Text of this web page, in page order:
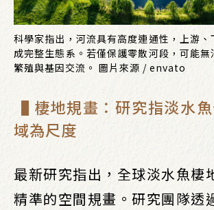
科學家指出，河流具有高度連通性，上游、
成完整生態系。若僅保護零散河段，可能無
繁殖與基因交流。 圖片來源 / envato
▐ 棲地規畫：研究指淡水
域為尺度
最新研究指出，全球淡水魚棲
精準的空間規畫。研究團隊透